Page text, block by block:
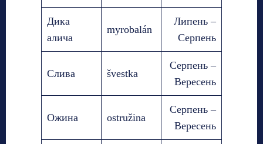
Дика
алича
myrobalán
Липень –
Серпень
Слива švestka
Серпень –
Вересень
Ожина ostružina
Серпень –
Вересень